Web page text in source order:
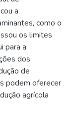
a
como o
os limites
para a
dos
de
podem oferecer
agrícola